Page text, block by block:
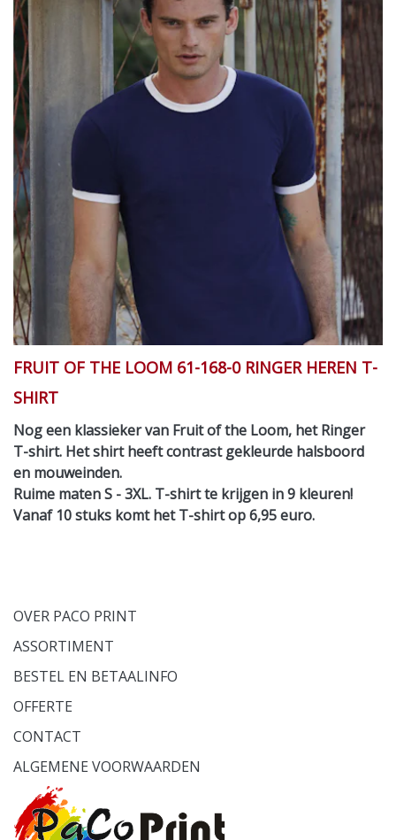
FRUIT OF THE LOOM 61-168-0 RINGER HEREN T-
SHIRT
Nog een klassieker van Fruit of the Loom, het Ringer
T-shirt. Het shirt heeft contrast gekleurde halsboord
en mouweinden.
Ruime maten S - 3XL. T-shirt te krijgen in 9 kleuren!
Vanaf 10 stuks komt het T-shirt op 6,95 euro.
OVER PACO PRINT
ASSORTIMENT
BESTEL EN BETAALINFO
OFFERTE
CONTACT
ALGEMENE VOORWAARDEN